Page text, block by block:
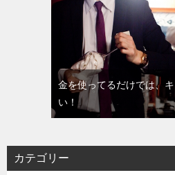
金を使ってるだけでは、
い！
カテゴリー